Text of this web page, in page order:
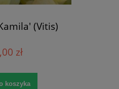
(Vitis)
zł
koszyka